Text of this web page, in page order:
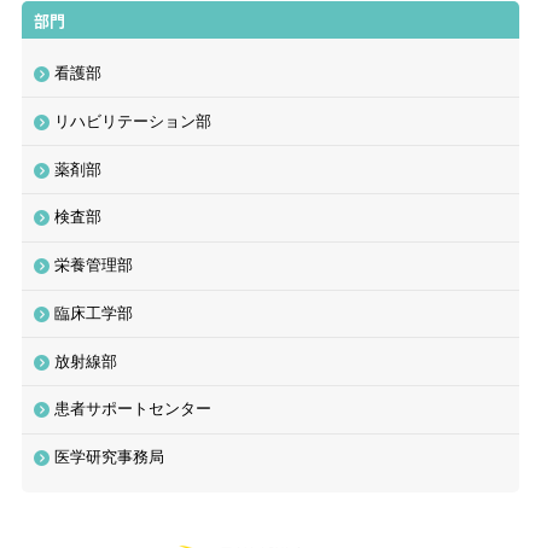
部門
看護部
リハビリテーション部
薬剤部
検査部
栄養管理部
臨床工学部
放射線部
患者サポートセンター
医学研究事務局